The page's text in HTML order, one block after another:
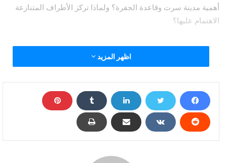
أهمية مدينة سرت وقاعدة الجفرة؟ ولماذا تركز الأطراف المتنازعة
الاهتمام عليها؟
تهديد الأمن القومي
في هذا السياق، يوضح اللواء طيار هشام الحلبي، المستشار بأكاديمية
“الإرهابين والمرتزقة”، بحسب وصفه، إليها يجعلهم على مسافة أيام
فقط عن الحدود المصرية.
وأضاف الحلبي. أن “سقوط سرت والجفرة يعني عمليا سقوط ليبيا
بالكامل، بشرقها وغربها، في يد المرتزقة والإرهابيين، مما سيشكل
اظهر المزيد